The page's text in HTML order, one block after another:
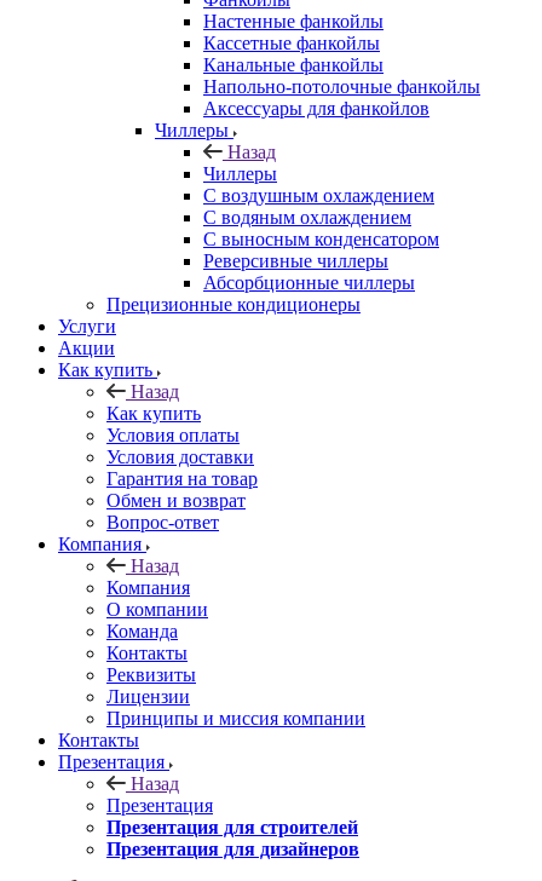
Настенные фанкойлы
Кассетные фанкойлы
Канальные фанкойлы
Напольно-потолочные фанкойлы
Аксессуары для фанкойлов
Чиллеры
Назад
Чиллеры
С воздушным охлаждением
С водяным охлаждением
С выносным конденсатором
Реверсивные чиллеры
Абсорбционные чиллеры
Прецизионные кондиционеры
Услуги
Акции
Как купить
Назад
Как купить
Условия оплаты
Условия доставки
Гарантия на товар
Обмен и возврат
Вопрос-ответ
Компания
Назад
Компания
О компании
Команда
Контакты
Реквизиты
Лицензии
Принципы и миссия компании
Контакты
Презентация
Назад
Презентация
Презентация для строителей
Презентация для дизайнеров